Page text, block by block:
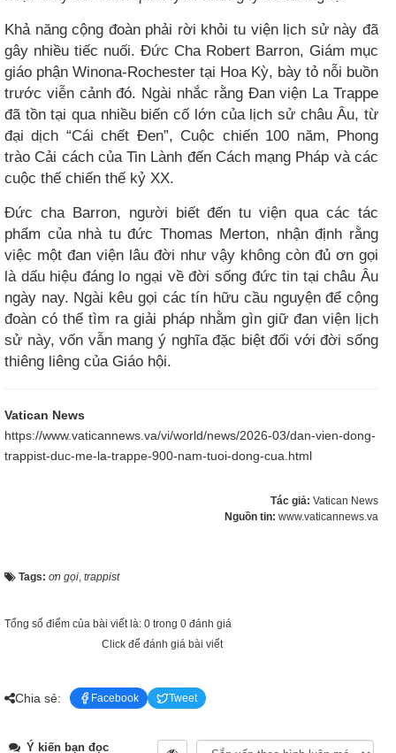
Khả năng cộng đoàn phải rời khỏi tu viện lịch sử này đã
gây nhiều tiếc nuối. Đức Cha Robert Barron, Giám mục
giáo phận Winona-Rochester tại Hoa Kỳ, bày tỏ nỗi buồn
trước viễn cảnh đó. Ngài nhắc rằng Đan viện La Trappe
đã tồn tại qua nhiều biến cố lớn của lịch sử châu Âu, từ
đại dịch “Cái chết Đen”, Cuộc chiến 100 năm, Phong
trào Cải cách của Tin Lành đến Cách mạng Pháp và các
cuộc thế chiến thế kỷ XX.
Đức cha Barron, người biết đến tu viện qua các tác
phẩm của nhà tu đức Thomas Merton, nhận định rằng
việc một đan viện lâu đời như vậy không còn đủ ơn gọi
là dấu hiệu đáng lo ngại về đời sống đức tin tại châu Âu
ngày nay. Ngài kêu gọi các tín hữu cầu nguyện để cộng
đoàn có thể tìm ra giải pháp nhằm gìn giữ đan viện lịch
sử này, vốn vẫn mang ý nghĩa đặc biệt đối với đời sống
thiêng liêng của Giáo hội.
Vatican News
https://www.vaticannews.va/vi/world/news/2026-03/dan-vien-dong-
trappist-duc-me-la-trappe-900-nam-tuoi-dong-cua.html
Tác giả: Vatican News
Nguồn tin: www.vaticannews.va
Tags: ơn gọi, trappist
Tổng số điểm của bài viết là: 0 trong 0 đánh giá
Click để đánh giá bài viết
Chia sẻ: Facebook Tweet
Ý kiến bạn đọc